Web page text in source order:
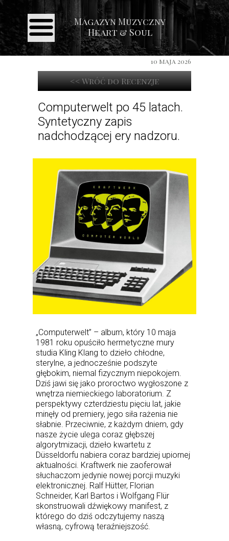
Strona główna
Aktualności
Koncerty
Galeria
Kontakt
Magazyn Muzyczny
Heart & Soul
Computerwelt po 45 latach.
Syntetyczny zapis
nadchodzącej ery nadzoru.
<< Wróć do Recenzje
10 maja 2026
„Computerwelt” – album, który 10 maja
1981 roku opuściło hermetyczne mury
studia Kling Klang to dzieło chłodne,
sterylne, a jednocześnie podszyte
głębokim, niemal fizycznym niepokojem.
Dziś jawi się jako proroctwo wygłoszone z
wnętrza niemieckiego laboratorium. Z
perspektywy czterdziestu pięciu lat, jakie
minęły od premiery, jego siła rażenia nie
słabnie. Przeciwnie, z każdym dniem, gdy
nasze życie ulega coraz głębszej
algorytmizacji, dzieło kwartetu z
Düsseldorfu nabiera coraz bardziej upiornej
aktualności. Kraftwerk nie zaoferował
słuchaczom jedynie nowej porcji muzyki
elektronicznej. Ralf Hütter, Florian
Schneider, Karl Bartos i Wolfgang Flür
skonstruowali dźwiękowy manifest, z
którego do dziś odczytujemy naszą
własną, cyfrową teraźniejszość.